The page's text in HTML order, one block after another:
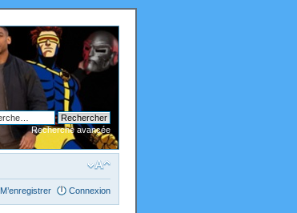
Recherche avancée
M’enregistrer Connexion